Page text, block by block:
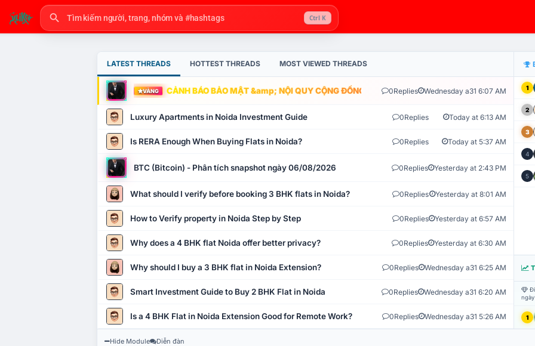
Ctrl K
LATEST THREADS HOTTEST THREADS MOST VIEWED THREADS
VÀNG CẢNH BÁO BẢO MẬT &amp; NỘI QUY CỘNG ĐỒNG VLIKE.VN: HỆ THỐNG GIÁM SÁT TỰ
0Replies Wednesday a31 6:07 AM
Luxury Apartments in Noida Investment Guide 0Replies Today at 6:13 AM
Is RERA Enough When Buying Flats in Noida? 0Replies Today at 5:37 AM
BTC (Bitcoin) - Phân tích snapshot ngày 06/08/2026 0Replies Yesterday at 2:43 PM
What should I verify before booking 3 BHK flats in Noida? 0Replies Yesterday at 8:01 AM
How to Verify property in Noida Step by Step 0Replies Yesterday at 6:57 AM
Why does a 4 BHK flat Noida offer better privacy? 0Replies Yesterday at 6:30 AM
Why should I buy a 3 BHK flat in Noida Extension? 0Replies Wednesday a31 6:25 AM
Smart Investment Guide to Buy 2 BHK Flat in Noida 0Replies Wednesday a31 6:20 AM
Is a 4 BHK Flat in Noida Extension Good for Remote Work? 0Replies Wednesday a31 5:26 AM
1
2
3
4
5
1
Hide Module Diễn đàn